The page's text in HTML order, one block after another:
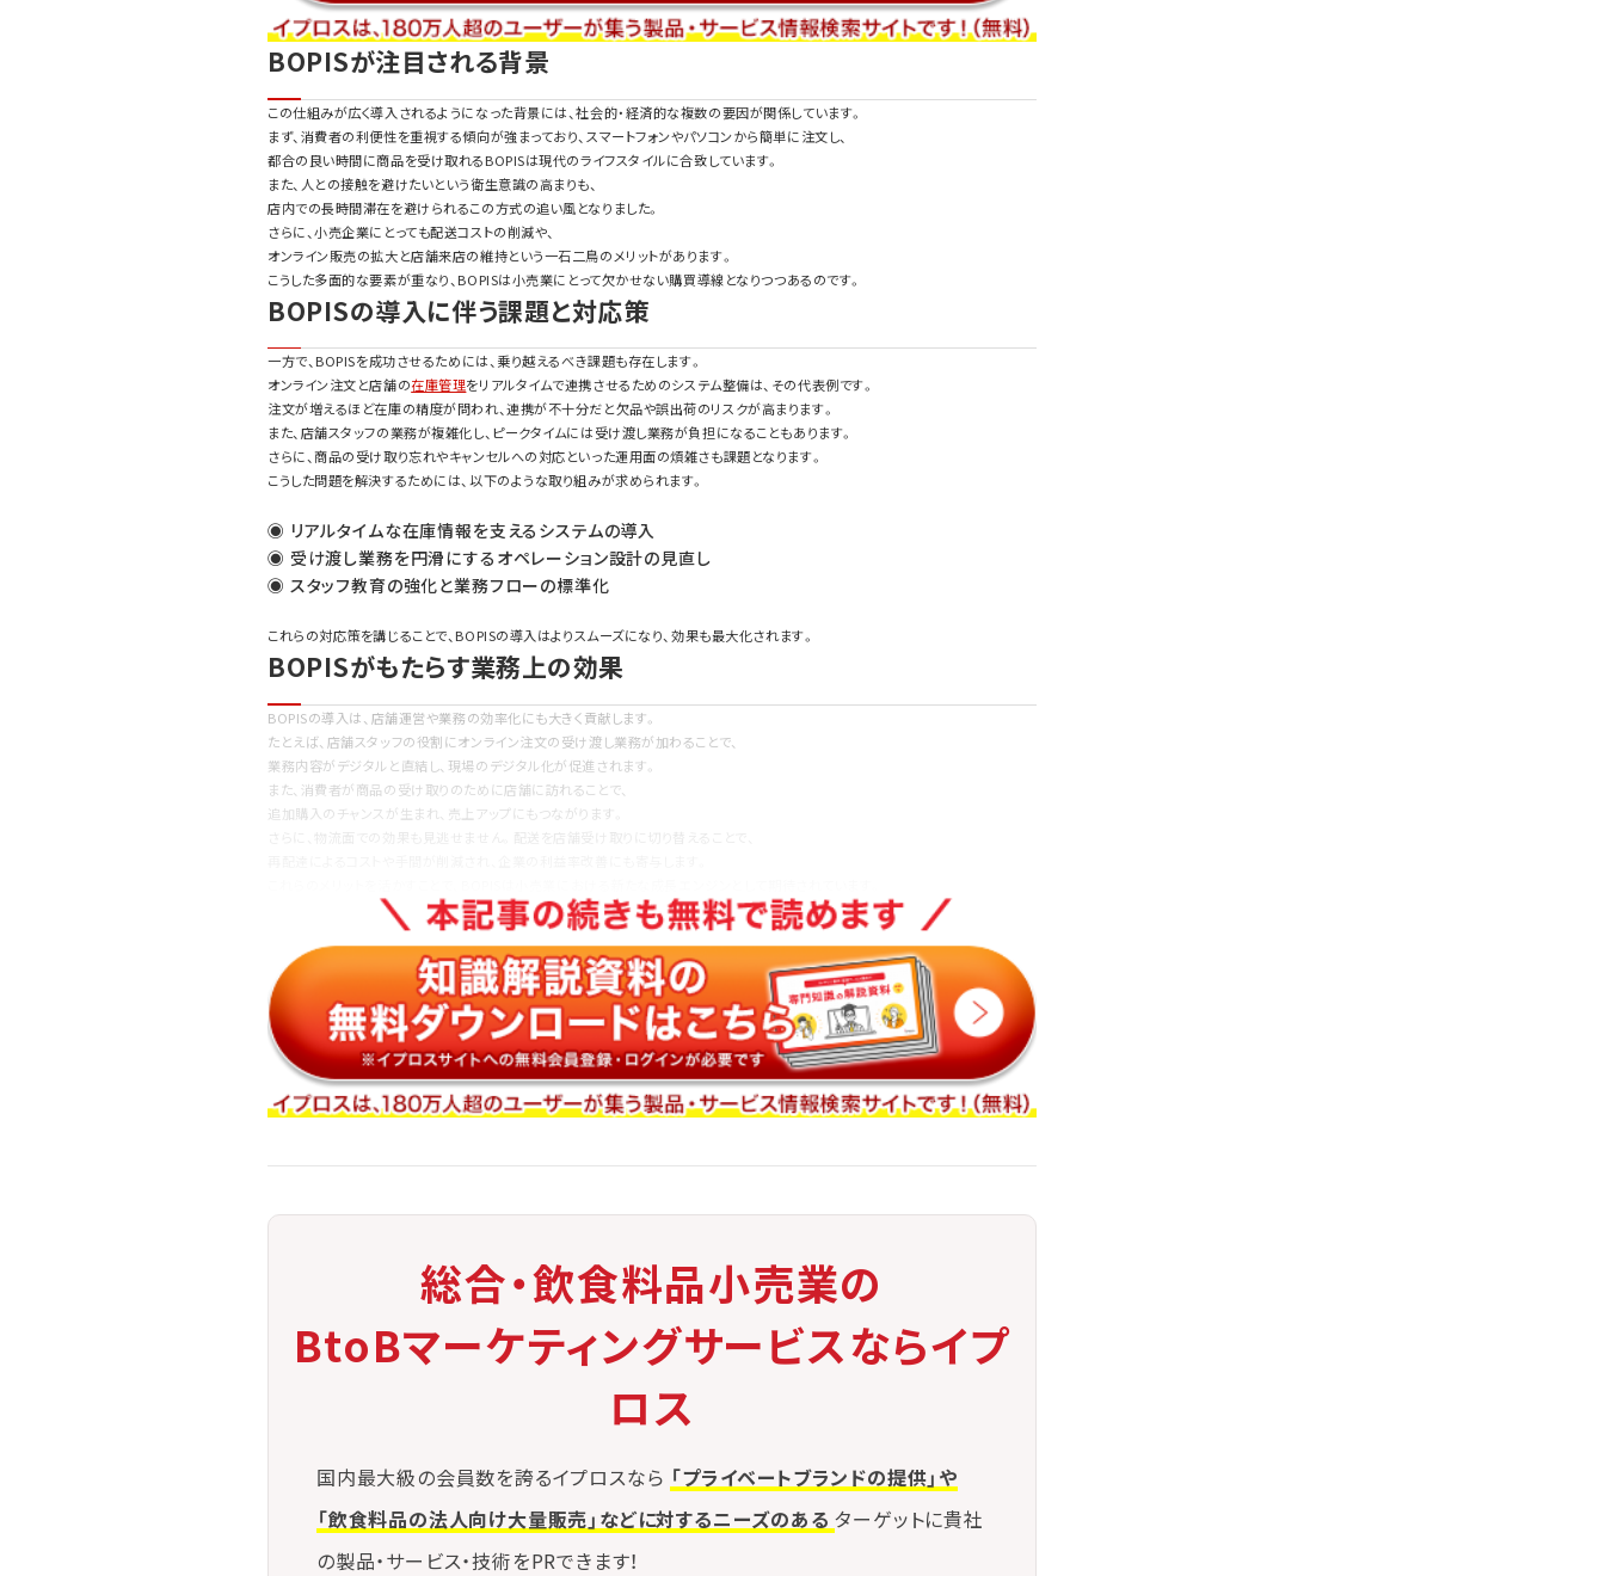
BOPISが注目される背景
この仕組みが広く導入されるようになった背景には、社会的・経済的な複数の要因が関係しています。
まず、消費者の利便性を重視する傾向が強まっており、スマートフォンやパソコンから簡単に注文し、
都合の良い時間に商品を受け取れるBOPISは現代のライフスタイルに合致しています。
また、人との接触を避けたいという衛生意識の高まりも、
店内での長時間滞在を避けられるこの方式の追い風となりました。
さらに、小売企業にとっても配送コストの削減や、
オンライン販売の拡大と店舗来店の維持という一石二鳥のメリットがあります。
こうした多面的な要素が重なり、BOPISは小売業にとって欠かせない購買導線となりつつあるのです。
BOPISの導入に伴う課題と対応策
一方で、BOPISを成功させるためには、乗り越えるべき課題も存在します。
オンライン注文と店舗の在庫管理をリアルタイムで連携させるためのシステム整備は、その代表例です。
注文が増えるほど在庫の精度が問われ、連携が不十分だと欠品や誤出荷のリスクが高まります。
また、店舗スタッフの業務が複雑化し、ピークタイムには受け渡し業務が負担になることもあります。
さらに、商品の受け取り忘れやキャンセルへの対応といった運用面の煩雑さも課題となります。
こうした問題を解決するためには、以下のような取り組みが求められます。
◉ リアルタイムな在庫情報を支えるシステムの導入
◉ 受け渡し業務を円滑にするオペレーション設計の見直し
◉ スタッフ教育の強化と業務フローの標準化
これらの対応策を講じることで、BOPISの導入はよりスムーズになり、効果も最大化されます。
BOPISがもたらす業務上の効果
BOPISの導入は、店舗運営や業務の効率化にも大きく貢献します。
たとえば、店舗スタッフの役割にオンライン注文の受け渡し業務が加わることで、
業務内容がデジタルと直結し、現場のデジタル化が促進されます。
また、消費者が商品の受け取りのために店舗に訪れることで、
追加購入のチャンスが生まれ、売上アップにもつながります。
総合・飲食料品小売業の
BtoBマーケティングサービスならイプ
ロス
国内最大級の会員数を誇るイプロスなら 「プライベートブランドの提供」や
「飲食料品の法人向け大量販売」などに対するニーズのあるターゲットに貴社
の製品・サービス・技術をPRできます！